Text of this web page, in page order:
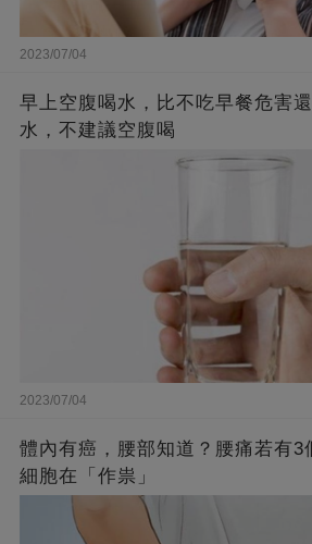
2023/07/04
早上空腹喝水，比不吃早餐危害
水，不建議空腹喝
2023/07/04
體內有癌，腰部知道？腰痛若有3
細胞在「作祟」